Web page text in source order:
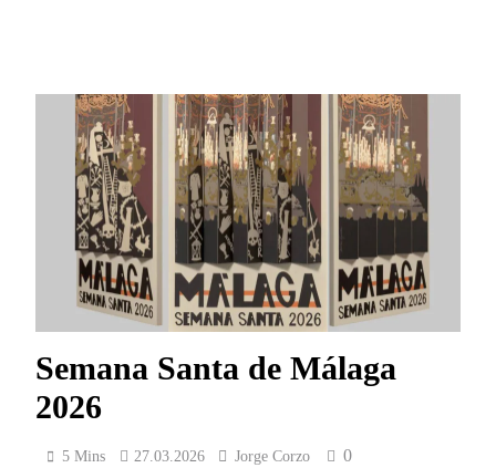
Semana Santa de Málaga
2026
5 Mins 27.03.2026 Jorge Corzo 0